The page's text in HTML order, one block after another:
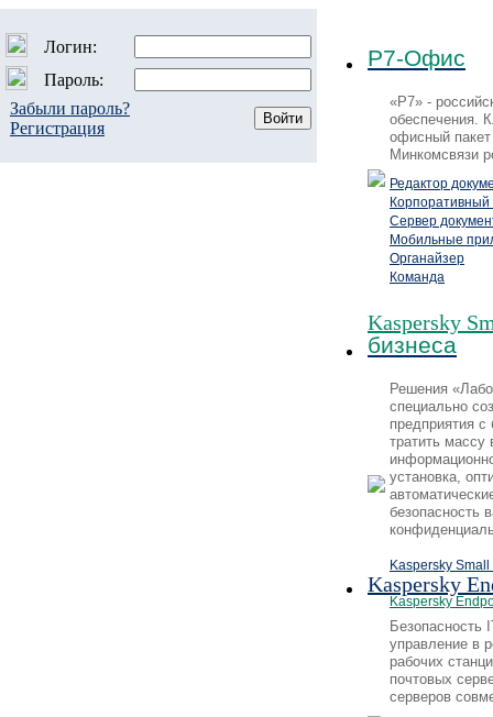
Логин:
Пароль:
Забыли пароль?
Регистрация
Р7-Офис
«Р7» -
обеспечения.
офисный
Минкомсвязи
Редактор
Корпоративный
Сервер
Мобильные
Органайзер
Команда
Kaspersky
бизнеса
Решения
специально
предприятия
тратить массу
установка,
безопасность
Kaspersky
Kaspersky
Kaspersky
Безопасность
управление в
рабочих
почтовых
серверов